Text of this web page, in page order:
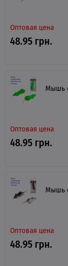
Оптовая цена
48.95 грн.
Мышь
Оптовая цена
48.95 грн.
Мышь
Оптовая цена
48.95 грн.